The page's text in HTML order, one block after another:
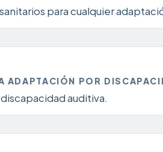
para cualquier
ADAPTACIÓN POR
auditiva.